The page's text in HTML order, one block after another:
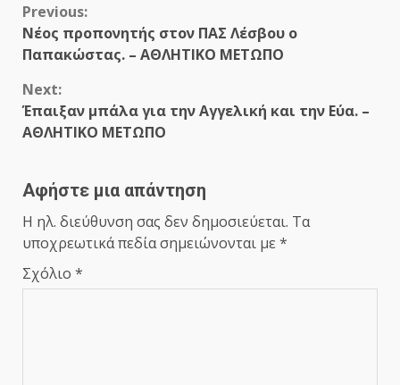
Continue
Reading
Previous:
Νέος προπονητής στον ΠΑΣ Λέσβου ο
Παπακώστας. – ΑΘΛΗΤΙΚΟ ΜΕΤΩΠΟ
Next:
Έπαιξαν μπάλα για την Αγγελική και την Εύα. –
ΑΘΛΗΤΙΚΟ ΜΕΤΩΠΟ
Αφήστε μια απάντηση
Η ηλ. διεύθυνση σας δεν δημοσιεύεται. Τα
υποχρεωτικά πεδία σημειώνονται με *
Σχόλιο *